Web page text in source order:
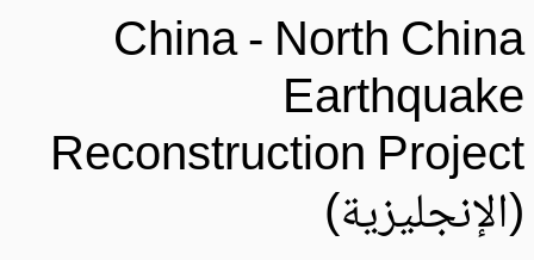
China - North
Reconstruction